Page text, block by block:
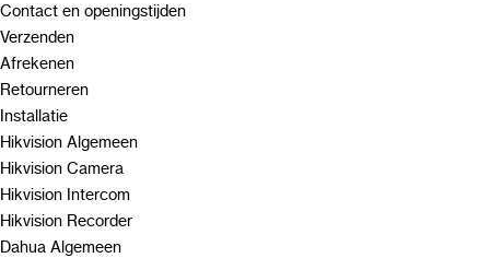
Contact en openingstijden
Verzenden
Afrekenen
Retourneren
Installatie
Hikvision Algemeen
Hikvision Camera
Hikvision Intercom
Hikvision Recorder
Dahua Algemeen